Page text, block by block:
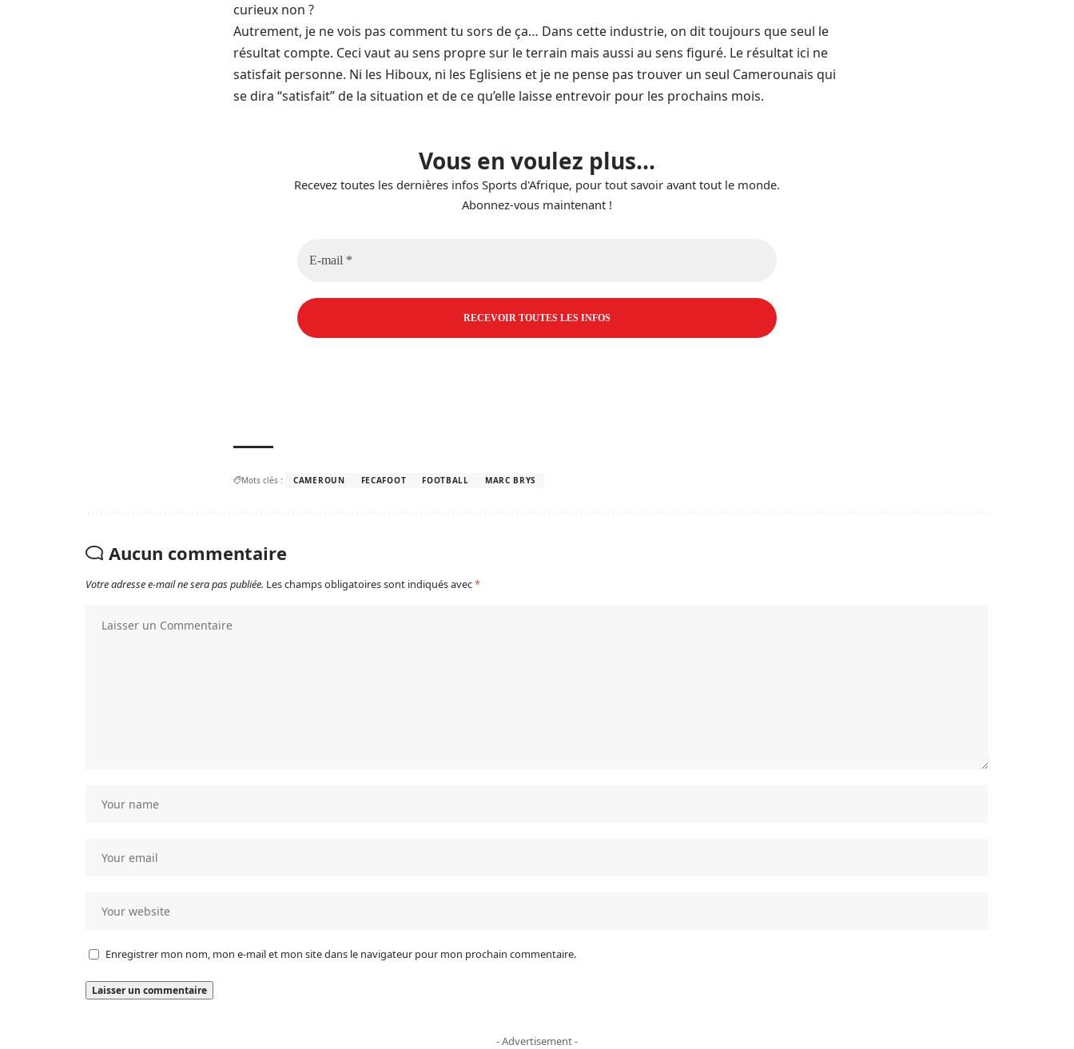
curieux non ?
Autrement, je ne vois pas comment tu sors de ça… Dans cette industrie, on dit toujours que seul le
résultat compte. Ceci vaut au sens propre sur le terrain mais aussi au sens figuré. Le résultat ici ne
satisfait personne. Ni les Hiboux, ni les Eglisiens et je ne pense pas trouver un seul Camerounais qui
se dira “satisfait” de la situation et de ce qu’elle laisse entrevoir pour les prochains mois.
Vous en voulez plus...
Recevez toutes les dernières infos Sports d'Afrique, pour tout savoir avant tout le monde.
Abonnez-vous maintenant !
Mots clés : CAMEROUN FECAFOOT FOOTBALL MARC BRYS
Aucun commentaire
Votre adresse e-mail ne sera pas publiée. Les champs obligatoires sont indiqués avec*
Enregistrer mon nom, mon e-mail et mon site dans le navigateur pour mon prochain commentaire.
- Advertisement -